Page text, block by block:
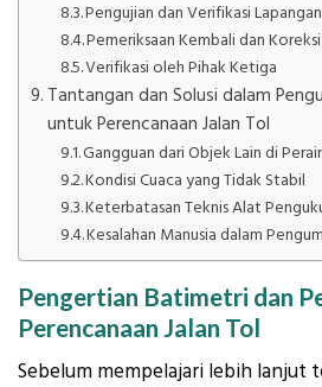
Pengujian dan Verifikasi Lapangan
Pemeriksaan Kembali dan
Verifikasi oleh Pihak Ketiga
Tantangan dan Solusi dalam
untuk Perencanaan Jalan Tol
Gangguan dari Objek Lain di
Kondisi Cuaca yang Tidak Stabil
Keterbatasan Teknis Alat
Kesalahan Manusia dalam
Pengertian Batimetri dan
Perencanaan Jalan Tol
Sebelum mempelajari lebih lanjut